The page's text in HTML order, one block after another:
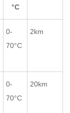
°C
0-
70°C
2km
0-
70°C
20km